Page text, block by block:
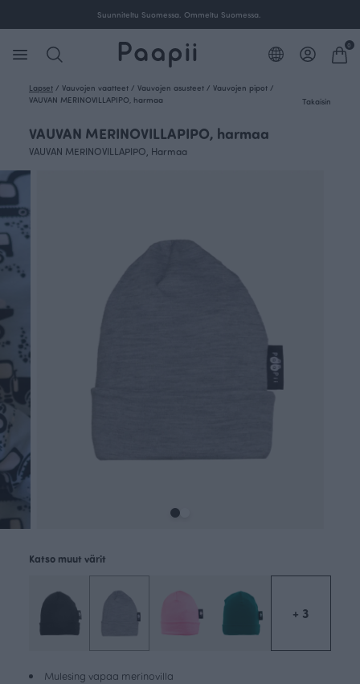
Suunniteltu Suomessa. Ommeltu Suomessa.
0
Lapset / Vauvojen vaatteet / Vauvojen asusteet / Vauvojen pipot /
VAUVAN MERINOVILLAPIPO, harmaa
Takaisin
VAUVAN MERINOVILLAPIPO, harmaa
VAUVAN MERINOVILLAPIPO, Harmaa
Mulesing vapaa merinovilla
Katso muut värit
+ 3